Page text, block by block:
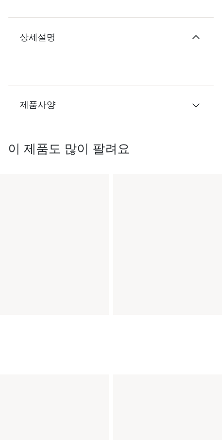
상세설명
제품사양
이 제품도 많이 팔려요